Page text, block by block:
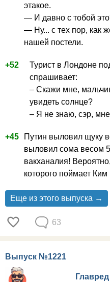
этакое.
— И давно с тобой
— Ну... с тех пор, как
нашей постели.
+52
Турист в Лондоне
спрашивает:
– Скажи мне,
увидеть солнце?
– Я не знаю, сэр, мне
+45
Путин выловил щуку
выловил сома весом
вакханалия!
которого поймает
Еще из этого выпуска →
63
Выпуск №1221
Главред